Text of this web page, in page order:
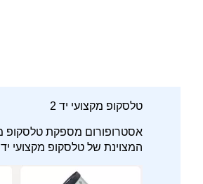
טלסקופ מקצועי יד 2
המצוינת של טלסקופ מקצועי יד 2 ששיווק ציוד אסטרונומיה מציעה.